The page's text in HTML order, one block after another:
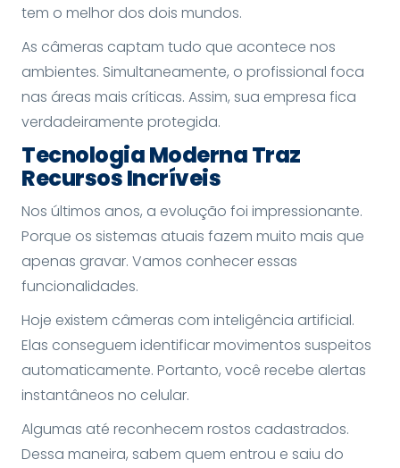
tem o melhor dos dois mundos.
As câmeras captam tudo que acontece nos
ambientes. Simultaneamente, o profissional foca
nas áreas mais críticas. Assim, sua empresa fica
verdadeiramente protegida.
Tecnologia Moderna Traz
Recursos Incríveis
Nos últimos anos, a evolução foi impressionante.
Porque os sistemas atuais fazem muito mais que
apenas gravar. Vamos conhecer essas
funcionalidades.
Hoje existem câmeras com inteligência artificial.
Elas conseguem identificar movimentos suspeitos
automaticamente. Portanto, você recebe alertas
instantâneos no celular.
Algumas até reconhecem rostos cadastrados.
Dessa maneira, sabem quem entrou e saiu do